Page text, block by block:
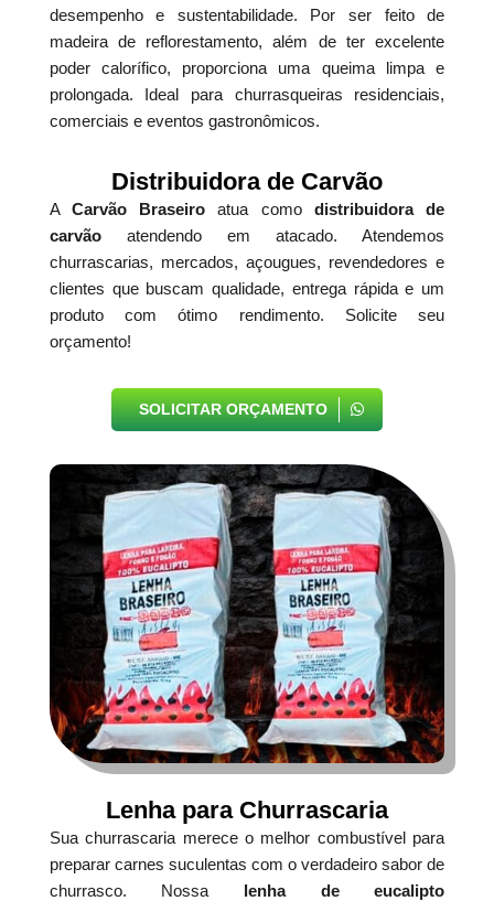
desempenho e sustentabilidade. Por ser feito de
madeira de reflorestamento, além de ter excelente
poder calorífico, proporciona uma queima limpa e
prolongada. Ideal para churrasqueiras residenciais,
comerciais e eventos gastronômicos.
Distribuidora de Carvão
ACarvão Braseiro atua como distribuidora de
carvãoatendendo em atacado. Atendemos
churrascarias, mercados, açougues, revendedores e
clientes que buscam qualidade, entrega rápida e um
produto com ótimo rendimento. Solicite seu
orçamento!
SOLICITAR ORÇAMENTO
Lenha para Churrascaria
Sua churrascaria merece o melhor combustível para
preparar carnes suculentas com o verdadeiro sabor de
churrasco. Nossa lenha de eucalipto